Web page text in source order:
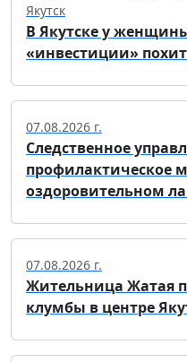
Якутск
В Якутске у
«инвестиции»
07.08.2026 г.
Следственное
профилактическое
оздоровительном
07.08.2026 г.
Жительница Жатая
клумбы в центре